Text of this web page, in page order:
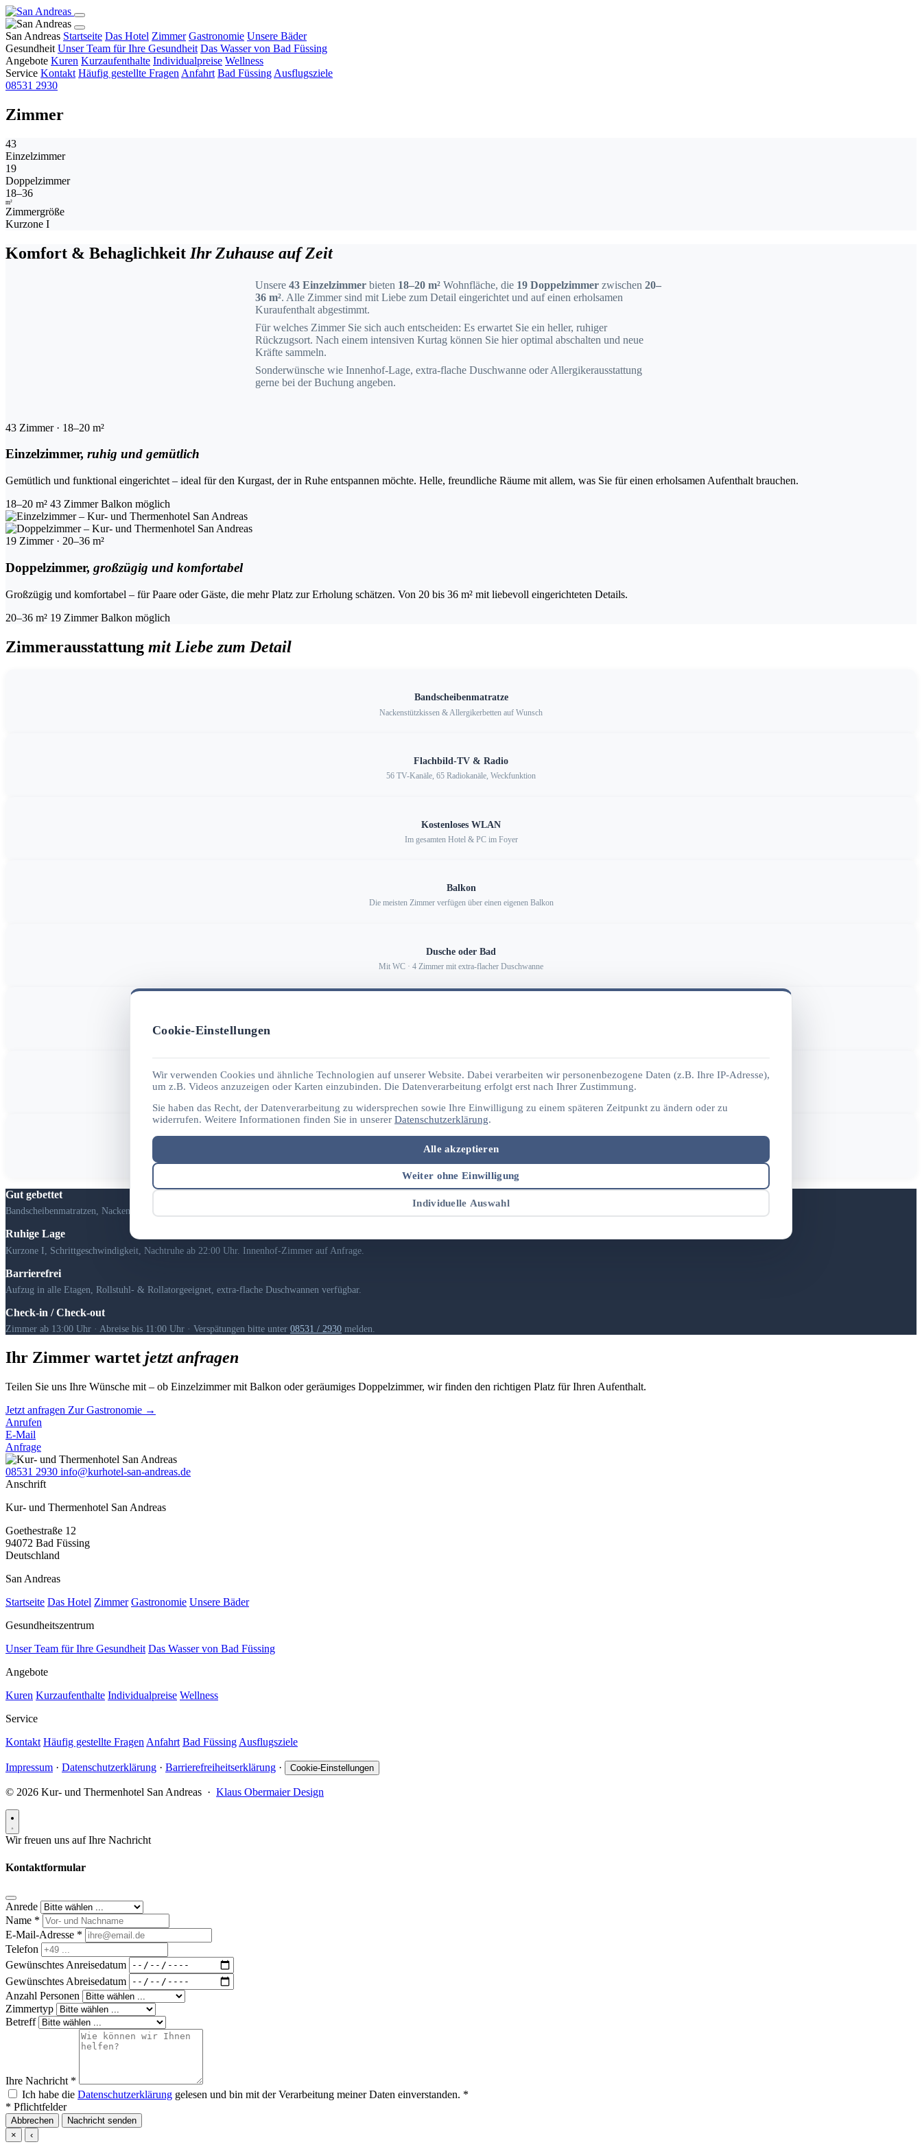
San Andreas Startseite Das Hotel Zimmer Gastronomie Unsere Bäder
Gesundheit Unser Team für Ihre Gesundheit Das Wasser von Bad Füssing
Angebote Kuren Kurzaufenthalte Individualpreise Wellness
Service Kontakt Häufig gestellte Fragen Anfahrt Bad Füssing Ausflugsziele
08531 2930
Zimmer
43
Einzelzimmer
19
Doppelzimmer
18–36
m²
Zimmergröße
Kurzone I
Komfort & Behaglichkeit Ihr Zuhause auf Zeit
Unsere 43 Einzelzimmer bieten 18–20 m² Wohnfläche, die 19 Doppelzimmer zwischen 20–
36 m². Alle Zimmer sind mit Liebe zum Detail eingerichtet und auf einen erholsamen
Kuraufenthalt abgestimmt.
Für welches Zimmer Sie sich auch entscheiden: Es erwartet Sie ein heller, ruhiger
Rückzugsort. Nach einem intensiven Kurtag können Sie hier optimal abschalten und neue
Kräfte sammeln.
Sonderwünsche wie Innenhof-Lage, extra-flache Duschwanne oder Allergikerausstattung
gerne bei der Buchung angeben.
43 Zimmer · 18–20 m²
Einzelzimmer, ruhig und gemütlich
Gemütlich und funktional eingerichtet – ideal für den Kurgast, der in Ruhe entspannen möchte. Helle, freundliche Räume mit allem, was Sie für einen erholsamen Aufenthalt brauchen.
18–20 m² 43 Zimmer Balkon möglich
19 Zimmer · 20–36 m²
Doppelzimmer, großzügig und komfortabel
Großzügig und komfortabel – für Paare oder Gäste, die mehr Platz zur Erholung schätzen. Von 20 bis 36 m² mit liebevoll eingerichteten Details.
20–36 m² 19 Zimmer Balkon möglich
Zimmerausstattung mit Liebe zum Detail
Bandscheibenmatratze
Nackenstützkissen & Allergikerbetten auf Wunsch
Flachbild-TV & Radio
56 TV-Kanäle, 65 Radiokanäle, Weckfunktion
Kostenloses WLAN
Im gesamten Hotel & PC im Foyer
Balkon
Die meisten Zimmer verfügen über einen eigenen Balkon
Dusche oder Bad
Mit WC · 4 Zimmer mit extra-flacher Duschwanne
Handtücher inklusive
Bademantel auf Wunsch (5 € / Aufenthalt)
Für Wertsachen im Büro EG · Föhn auf Anfrage
Gut gebettet
Bandscheibenmatratzen, Nackenstützkissen und Allergikerbetten auf Anfrage.
Ruhige Lage
Kurzone I, Schrittgeschwindigkeit, Nachtruhe ab 22:00 Uhr. Innenhof-Zimmer auf Anfrage.
Barrierefrei
Aufzug in alle Etagen, Rollstuhl- & Rollatorgeeignet, extra-flache Duschwannen verfügbar.
Check-in / Check-out
Zimmer ab 13:00 Uhr · Abreise bis 11:00 Uhr · Verspätungen bitte unter 08531 / 2930 melden.
Ihr Zimmer wartet jetzt anfragen
Teilen Sie uns Ihre Wünsche mit – ob Einzelzimmer mit Balkon oder geräumiges Doppelzimmer, wir finden den richtigen Platz für Ihren Aufenthalt.
Jetzt anfragen Zur Gastronomie →
Anrufen
E-Mail
Anfrage
08531 2930 info@kurhotel-san-andreas.de
Anschrift
Kur- und Thermenhotel San Andreas
Goethestraße 12
94072 Bad Füssing
Deutschland
San Andreas
Startseite Das Hotel Zimmer Gastronomie Unsere Bäder
Gesundheitszentrum
Unser Team für Ihre Gesundheit Das Wasser von Bad Füssing
Angebote
Kuren Kurzaufenthalte Individualpreise Wellness
Service
Kontakt Häufig gestellte Fragen Anfahrt Bad Füssing Ausflugsziele
Impressum · Datenschutzerklärung · Barrierefreiheitserklärung · Cookie-Einstellungen
© 2026 Kur- und Thermenhotel San Andreas · Klaus Obermaier Design
Wir freuen uns auf Ihre Nachricht
Kontaktformular
Anrede
Name *
E-Mail-Adresse *
Telefon
Gewünschtes Anreisedatum
Gewünschtes Abreisedatum
Anzahl Personen
Zimmertyp
Betreff
Ihre Nachricht *
Ich habe die Datenschutzerklärung gelesen und bin mit der Verarbeitung meiner Daten einverstanden. *
* Pflichtfelder
Abbrechen
Nachricht senden
×
‹
Cookie-Einstellungen
Wir verwenden Cookies und ähnliche Technologien auf unserer Website. Dabei verarbeiten wir personenbezogene Daten (z.B. Ihre IP-Adresse),
um z.B. Videos anzuzeigen oder Karten einzubinden. Die Datenverarbeitung erfolgt erst nach Ihrer Zustimmung.
Sie haben das Recht, der Datenverarbeitung zu widersprechen sowie Ihre Einwilligung zu einem späteren Zeitpunkt zu ändern oder zu
widerrufen. Weitere Informationen finden Sie in unserer Datenschutzerklärung.
Alle akzeptieren
Weiter ohne Einwilligung
Individuelle Auswahl